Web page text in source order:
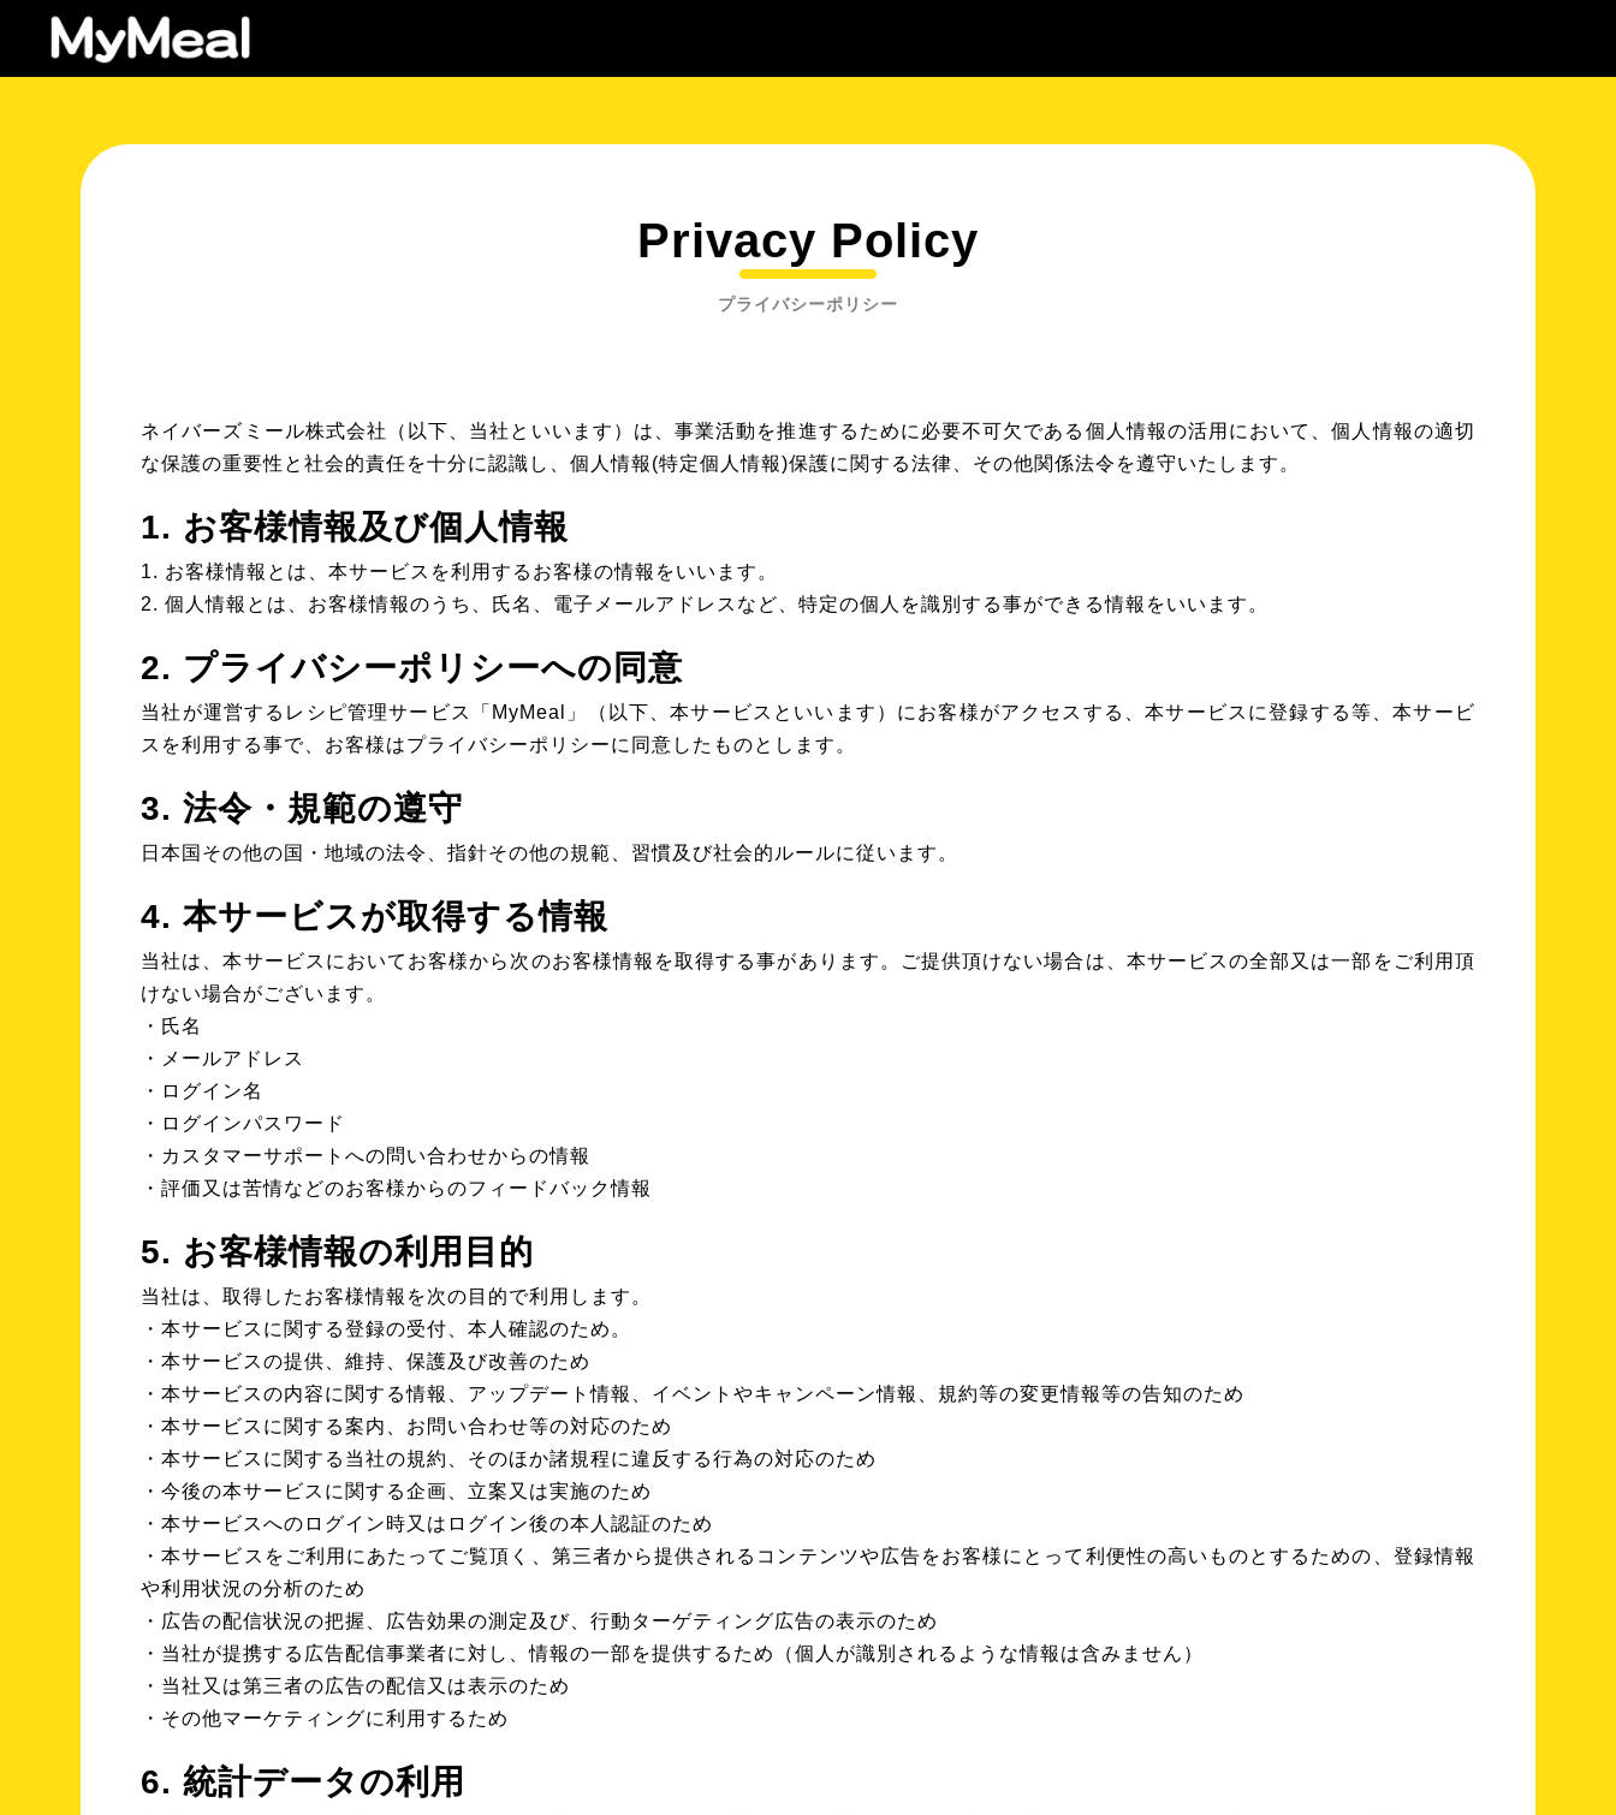
Privacy Policy
プライバシーポリシー
ネイバーズミール株式会社（以下、当社といいます）は、事業活動を推進するために必要不可欠である個人情報の活用において、個人情報の適切
な保護の重要性と社会的責任を十分に認識し、個人情報(特定個人情報)保護に関する法律、その他関係法令を遵守いたします。
1. お客様情報及び個人情報
1. お客様情報とは、本サービスを利用するお客様の情報をいいます。
2. 個人情報とは、お客様情報のうち、氏名、電子メールアドレスなど、特定の個人を識別する事ができる情報をいいます。
2. プライバシーポリシーへの同意
当社が運営するレシピ管理サービス「MyMeal」（以下、本サービスといいます）にお客様がアクセスする、本サービスに登録する等、本サービ
スを利用する事で、お客様はプライバシーポリシーに同意したものとします。
3. 法令・規範の遵守
日本国その他の国・地域の法令、指針その他の規範、習慣及び社会的ルールに従います。
4. 本サービスが取得する情報
当社は、本サービスにおいてお客様から次のお客様情報を取得する事があります。ご提供頂けない場合は、本サービスの全部又は一部をご利用頂
けない場合がございます。
・氏名
・メールアドレス
・ログイン名
・ログインパスワード
・カスタマーサポートへの問い合わせからの情報
・評価又は苦情などのお客様からのフィードバック情報
5. お客様情報の利用目的
当社は、取得したお客様情報を次の目的で利用します。
・本サービスに関する登録の受付、本人確認のため。
・本サービスの提供、維持、保護及び改善のため
・本サービスの内容に関する情報、アップデート情報、イベントやキャンペーン情報、規約等の変更情報等の告知のため
・本サービスに関する案内、お問い合わせ等の対応のため
・本サービスに関する当社の規約、そのほか諸規程に違反する行為の対応のため
・今後の本サービスに関する企画、立案又は実施のため
・本サービスへのログイン時又はログイン後の本人認証のため
・本サービスをご利用にあたってご覧頂く、第三者から提供されるコンテンツや広告をお客様にとって利便性の高いものとするための、登録情報
や利用状況の分析のため
・広告の配信状況の把握、広告効果の測定及び、行動ターゲティング広告の表示のため
・当社が提携する広告配信事業者に対し、情報の一部を提供するため（個人が識別されるような情報は含みません）
・当社又は第三者の広告の配信又は表示のため
・その他マーケティングに利用するため
6. 統計データの利用